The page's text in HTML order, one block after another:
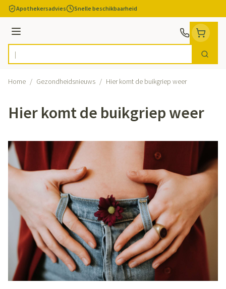
Ga naar de inhoud
Apothekersadvies Snelle beschikbaarheid
Menu
Product, merk, categorie... Zoek
Home / Gezondheidsnieuws / Hier komt de buikgriep weer
Hier komt de buikgriep weer